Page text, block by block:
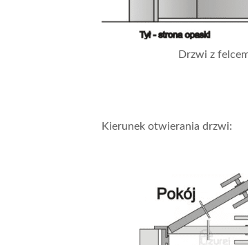
Drzwi z
Kierunek otwierania drzwi: